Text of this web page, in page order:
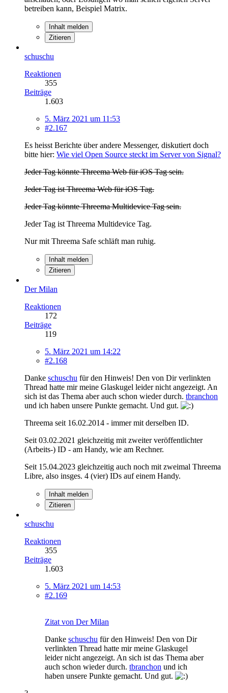
betreiben kann, Beispiel Matrix.
Inhalt melden
Zitieren
schuschu
Reaktionen
355
Beiträge
1.603
5. März 2021 um 11:53
#2.167
Es heisst Berichte über andere Messenger, diskutiert doch
bitte hier: Wie viel Open Source steckt im Server von Signal?
Jeder Tag könnte Threema Web für iOS Tag sein.
Jeder Tag ist Threema Web für iOS Tag.
Jeder Tag könnte Threema Multidevice Tag sein.
Jeder Tag ist Threema Multidevice Tag.
Nur mit Threema Safe schläft man ruhig.
Inhalt melden
Zitieren
Der Milan
Reaktionen
172
Beiträge
119
5. März 2021 um 14:22
#2.168
Danke schuschu für den Hinweis! Den von Dir verlinkten
Thread hatte mir meine Glaskugel leider nicht angezeigt. An
sich ist das Thema aber auch schon wieder durch. tbranchon
und ich haben unsere Punkte gemacht. Und gut.
Threema seit 16.02.2014 - immer mit derselben ID.
Seit 03.02.2021 gleichzeitig mit zweiter veröffentlichter
(Arbeits-) ID - am Handy, wie am Rechner.
Seit 15.04.2023 gleichzeitig auch noch mit zweimal Threema
Libre, also insges. 4 (vier) IDs auf einem Handy.
Inhalt melden
Zitieren
schuschu
Reaktionen
355
Beiträge
1.603
5. März 2021 um 14:53
#2.169
Zitat von Der Milan
Danke schuschu für den Hinweis! Den von Dir
verlinkten Thread hatte mir meine Glaskugel
leider nicht angezeigt. An sich ist das Thema aber
auch schon wieder durch. tbranchon und ich
haben unsere Punkte gemacht. Und gut.